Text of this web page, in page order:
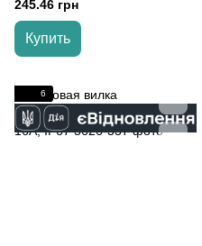
245.46 грн
Купить
6